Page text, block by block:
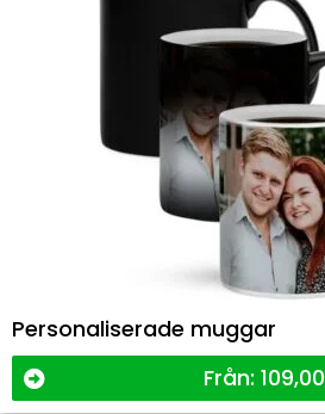
Personaliserade muggar
Från: 109,00